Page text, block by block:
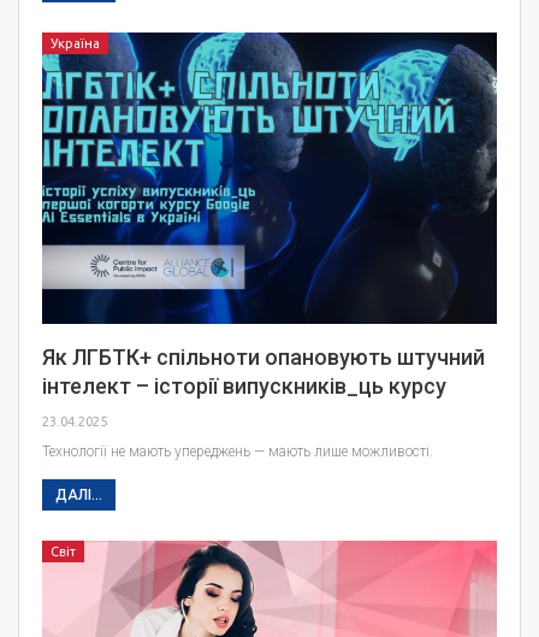
Україна
Як ЛГБТК+ спільноти опановують штучний
інтелект – історії випускників_ць курсу
23.04.2025
Технології не мають упереджень — мають лише можливості.
ДАЛІ...
Світ